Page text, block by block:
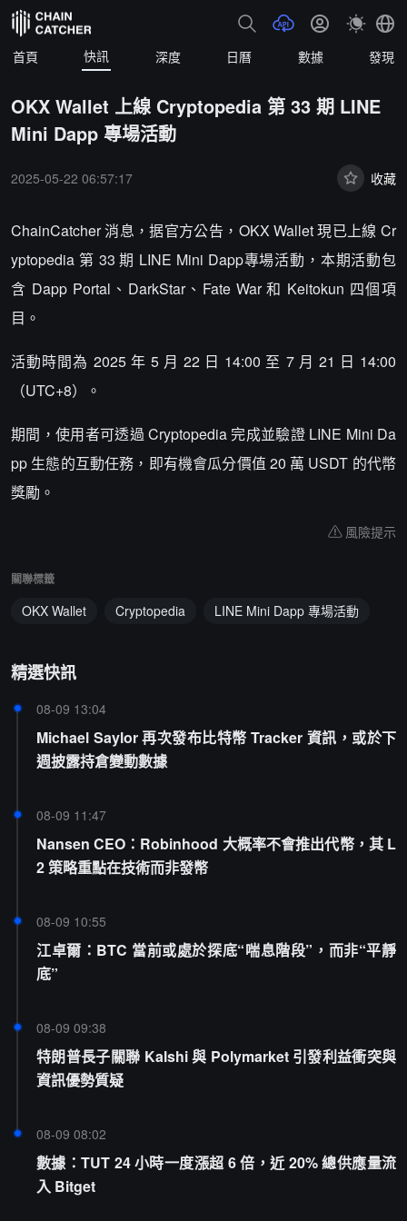
首頁 快訊 深度 日曆 數據 發現
OKX Wallet 上線 Cryptopedia 第 33 期 LINE
Mini Dapp 專場活動
2025-05-22 06:57:17 收藏
ChainCatcher 消息，据官方公告，OKX Wallet 現已上線 Cr
yptopedia 第 33 期 LINE Mini Dapp專場活動，本期活動包
含 Dapp Portal、DarkStar、Fate War 和 Keitokun 四個項
目。
活動時間為 2025 年 5 月 22 日 14:00 至 7 月 21 日 14:00
（UTC+8）。
期間，使用者可透過 Cryptopedia 完成並驗證 LINE Mini Da
pp 生態的互動任務，即有機會瓜分價值 20 萬 USDT 的代幣
獎勵。
風險提示
關聯標籤
OKX Wallet Cryptopedia LINE Mini Dapp 專場活動
精選快訊
08-09 13:04
Michael Saylor 再次發布比特幣 Tracker 資訊，或於下
週披露持倉變動數據
08-09 11:47
Nansen CEO：Robinhood 大概率不會推出代幣，其 L
2 策略重點在技術而非發幣
08-09 10:55
江卓爾：BTC 當前或處於探底“喘息階段”，而非“平靜
底”
08-09 09:38
特朗普長子關聯 Kalshi 與 Polymarket 引發利益衝突與
資訊優勢質疑
08-09 08:02
數據：TUT 24 小時一度漲超 6 倍，近 20% 總供應量流
入 Bitget